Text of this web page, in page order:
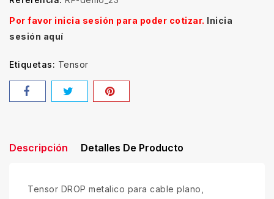
Por favor inicia sesión para poder cotizar.
Inicia
sesión aquí
Etiquetas: Tensor
Descripción Detalles De Producto
Tensor DROP metalico para cable plano,